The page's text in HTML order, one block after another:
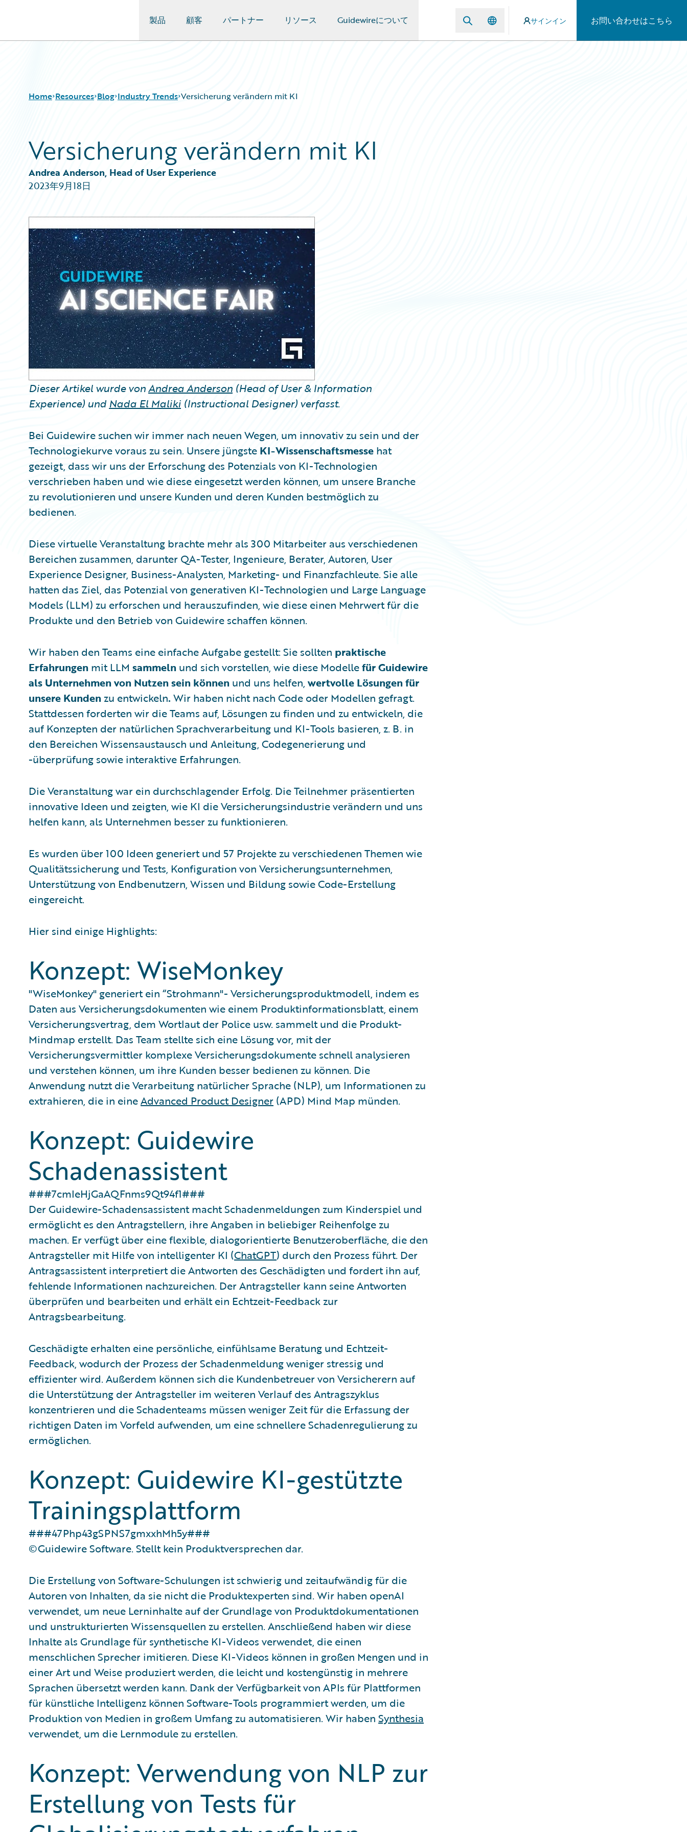
製品 顧客 パートナー リソース Guidewireについて サインイン お問い合わせはこちら
Home Resources
Download Center
Guidewire Conversations
Podcasts
Blog
Blog
All Blog Posts
Best Practices
Careers
Customer Viewpoint
Intelligent Experience
Partner Perspective
Technology
Trends
Industry Trends Versicherung verändern mit KI
Versicherung verändern mit KI
Andrea Anderson, Head of User Experience
2023年9月18日
Dieser Artikel wurde vonAndrea Anderson (Head of User & Information
Experience) und Nada El Maliki (Instructional Designer) verfasst.
Bei Guidewire suchen wir immer nach neuen Wegen, um innovativ zu sein und der
Technologiekurve voraus zu sein. Unsere jüngste KI-Wissenschaftsmesse hat
gezeigt, dass wir uns der Erforschung des Potenzials von KI-Technologien
verschrieben haben und wie diese eingesetzt werden können, um unsere Branche
zu revolutionieren und unsere Kunden und deren Kunden bestmöglich zu
bedienen.
Diese virtuelle Veranstaltung brachte mehr als 300 Mitarbeiter aus verschiedenen
Bereichen zusammen, darunter QA-Tester, Ingenieure, Berater, Autoren, User
Experience Designer, Business-Analysten, Marketing- und Finanzfachleute. Sie alle
hatten das Ziel, das Potenzial von generativen KI-Technologien und Large Language
Models (LLM) zu erforschen und herauszufinden, wie diese einen Mehrwert für die
Produkte und den Betrieb von Guidewire schaffen können.
Wir haben den Teams eine einfache Aufgabe gestellt: Sie sollten praktische
Erfahrungen mit LLM sammeln und sich vorstellen, wie diese Modellefür Guidewire
als Unternehmen von Nutzen sein können und uns helfen, wertvolle Lösungen für
unsere Kundenzu entwickeln. Wir haben nicht nach Code oder Modellen gefragt.
Stattdessen forderten wir die Teams auf, Lösungen zu finden und zu entwickeln, die
auf Konzepten der natürlichen Sprachverarbeitung und KI-Tools basieren, z. B. in
den Bereichen Wissensaustausch und Anleitung, Codegenerierung und
-überprüfung sowie interaktive Erfahrungen.
Die Veranstaltung war ein durchschlagender Erfolg. Die Teilnehmer präsentierten
innovative Ideen und zeigten, wie KI die Versicherungsindustrie verändern und uns
helfen kann, als Unternehmen besser zu funktionieren.
Es wurden über 100 Ideen generiert und 57 Projekte zu verschiedenen Themen wie
Qualitätssicherung und Tests, Konfiguration von Versicherungsunternehmen,
Unterstützung von Endbenutzern, Wissen und Bildung sowie Code-Erstellung
eingereicht.
Hier sind einige Highlights:
Konzept: WiseMonkey
"WiseMonkey" generiert ein “Strohmann"- Versicherungsproduktmodell, indem es
Daten aus Versicherungsdokumenten wie einem Produktinformationsblatt, einem
Versicherungsvertrag, dem Wortlaut der Police usw. sammelt und die Produkt-
Mindmap erstellt. Das Team stellte sich eine Lösung vor, mit der
Versicherungsvermittler komplexe Versicherungsdokumente schnell analysieren
und verstehen können, um ihre Kunden besser bedienen zu können. Die
Anwendung nutzt die Verarbeitung natürlicher Sprache (NLP), um Informationen zu
extrahieren, die in eineAdvanced Product Designer (APD) Mind Map münden.
Konzept: Guidewire
Schadenassistent
###7cmIeHjGaAQFnms9Qt94f1###
Der Guidewire-Schadensassistent macht Schadenmeldungen zum Kinderspiel und
ermöglicht es den Antragstellern, ihre Angaben in beliebiger Reihenfolge zu
machen. Er verfügt über eine flexible, dialogorientierte Benutzeroberfläche, die den
Antragsteller mit Hilfe von intelligenter KI (ChatGPT) durch den Prozess führt. Der
Antragsassistent interpretiert die Antworten des Geschädigten und fordert ihn auf,
fehlende Informationen nachzureichen. Der Antragsteller kann seine Antworten
überprüfen und bearbeiten und erhält ein Echtzeit-Feedback zur
Antragsbearbeitung.
Geschädigte erhalten eine persönliche, einfühlsame Beratung und Echtzeit-
Feedback, wodurch der Prozess der Schadenmeldung weniger stressig und
effizienter wird. Außerdem können sich die Kundenbetreuer von Versicherern auf
die Unterstützung der Antragsteller im weiteren Verlauf des Antragszyklus
konzentrieren und die Schadenteams müssen weniger Zeit für die Erfassung der
richtigen Daten im Vorfeld aufwenden, um eine schnellere Schadenregulierung zu
ermöglichen.
Konzept: Guidewire KI-gestützte
Trainingsplattform
###47Php43gSPNS7gmxxhMh5y###
©Guidewire Software. Stellt kein Produktversprechen dar.
Die Erstellung von Software-Schulungen ist schwierig und zeitaufwändig für die
Autoren von Inhalten, da sie nicht die Produktexperten sind. Wir haben openAI
verwendet, um neue Lerninhalte auf der Grundlage von Produktdokumentationen
und unstrukturierten Wissensquellen zu erstellen. Anschließend haben wir diese
Inhalte als Grundlage für synthetische KI-Videos verwendet, die einen
menschlichen Sprecher imitieren. Diese KI-Videos können in großen Mengen und in
einer Art und Weise produziert werden, die leicht und kostengünstig in mehrere
Sprachen übersetzt werden kann. Dank der Verfügbarkeit von APIs für Plattformen
für künstliche Intelligenz können Software-Tools programmiert werden, um die
Produktion von Medien in großem Umfang zu automatisieren. Wir haben Synthesia
verwendet, um die Lernmodule zu erstellen.
Konzept: Verwendung von NLP zur
Erstellung von Tests für